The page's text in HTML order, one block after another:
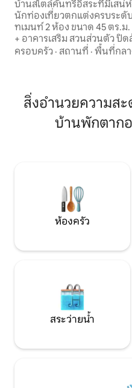
องส์
บ้านสไตล์คันทรีอิสระที่มีเสน่
นักท่องเที่ยวตกแต่งครบระดั
ทเมนท์ 2 ห้อง ขนาด 45 ตร.ม
+ อาคารเสริม สวนส่วนตัว ปิดล้อม ร่มรื่น
300 ตารางเมตร ดินัน 6 กม.
ห้องครัวที่มีอุปกรณ์ครบครัน
เล็กพร้อม wc ชั้น: ห้องนอนใหญ่ เตียงควีน
(ห้องซักรีด/โรงจอดจักรยาน) Wi-Fi ในสวน
ครอบครัว · สถานที่ · พื้นที่กลา
สิ่งอำนวยความส
บ้านพักตากอ
ห้องครัว
สระว่ายน้ำ